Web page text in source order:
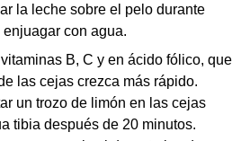
la leche sobre el pelo durante
con agua.
B, C y en ácido fólico, que
las cejas crezca más rápido.
un trozo de limón en las cejas
tibia después de 20 minutos.